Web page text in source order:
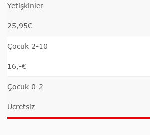
Yetişkinler
25,95€
Çocuk 2-10
16,-€
Çocuk 0-2
Ücretsiz